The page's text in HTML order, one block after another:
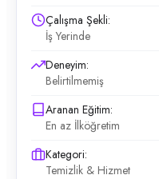
Çalışma Şekli:
İş Yerinde
Deneyim:
Belirtilmemiş
Aranan Eğitim:
En az İlköğretim
Kategori:
Temizlik & Hizmet